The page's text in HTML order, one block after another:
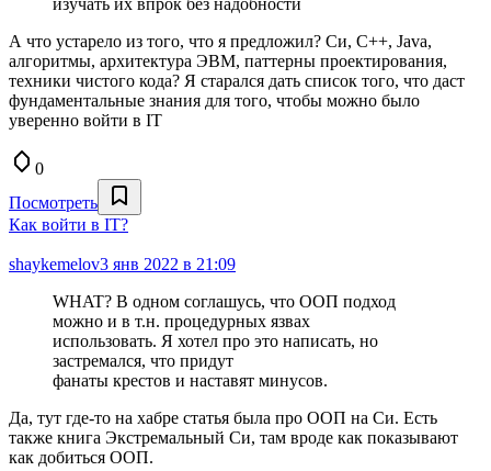
изучать их впрок без надобности
А что устарело из того, что я предложил? Си, С++, Java,
алгоритмы, архитектура ЭВМ, паттерны проектирования,
техники чистого кода? Я старался дать список того, что даст
фундаментальные знания для того, чтобы можно было
уверенно войти в IT
0
Посмотреть
Как войти в IT?
shaykemelov3 янв 2022 в 21:09
WHAT? В одном соглашусь, что ООП подход
можно и в т.н. процедурных язвах
использовать. Я хотел про это написать, но
застремался, что придут
фанаты крестов и наставят минусов.
Да, тут где-то на хабре статья была про ООП на Си. Есть
также книга Экстремальный Си, там вроде как показывают
как добиться ООП.